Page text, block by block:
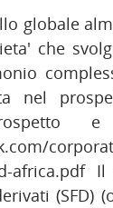
globale
che
nel
(SFD)